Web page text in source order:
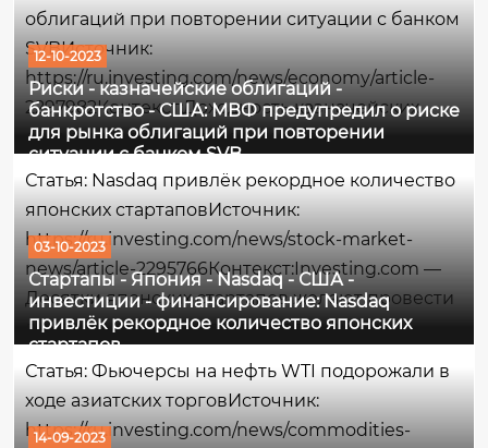
что на 32% меньше, чем за аналогичный
период прошлого года. Количество загрузок...
облигаций при повторении ситуации с банком
SVBИсточник:
https://ru.investing.com/news/economy/article-
2297982Контекст:Доходность казначейских
облигаций достигла максимума, не
одной из самых экстремальных распродаж
облигаций США в истории. По традиции,
когда...
12-10-2023
Риски - казначейские облигаций -
банкротство - США: МВФ предупредил о риске
для рынка облигаций при повторении
ситуации с банком SVB
Статья: Nasdaq привлёк рекордное количество
японских стартаповИсточник:
https://ru.investing.com/news/stock-market-
news/article-2295766Контекст:Investing.com —
Десятки японских стартапов желают провести
листинг на бирже Nasdaq в ближайшие
предпринимателей больше не
заинтересовано в...
03-10-2023
Стартапы - Япония - Nasdaq - США -
инвестиции - финансирование: Nasdaq
привлёк рекордное количество японских
стартапов
Статья: Фьючерсы на нефть WTI подорожали в
ходе азиатских торговИсточник:
https://ru.investing.com/news/commodities-
14-09-2023